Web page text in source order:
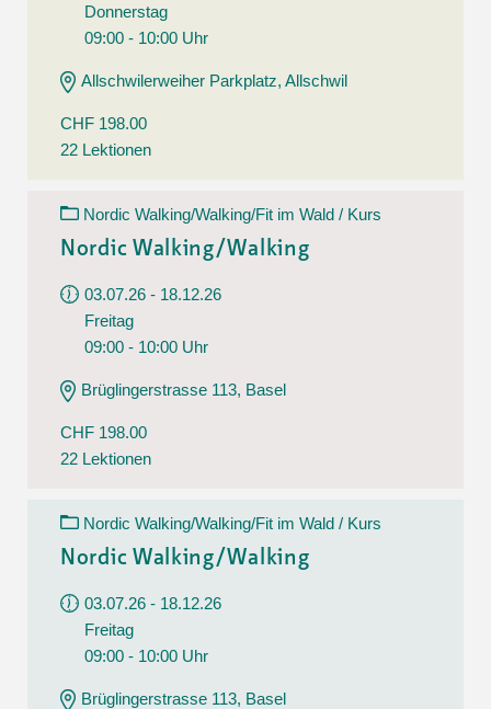
Donnerstag
09:00 - 10:00 Uhr
Allschwilerweiher Parkplatz, Allschwil
CHF 198.00
22 Lektionen
Nordic Walking/Walking/Fit im Wald / Kurs
Nordic Walking/Walking
03.07.26 - 18.12.26
Freitag
09:00 - 10:00 Uhr
Brüglingerstrasse 113, Basel
CHF 198.00
22 Lektionen
Nordic Walking/Walking/Fit im Wald / Kurs
Nordic Walking/Walking
03.07.26 - 18.12.26
Freitag
09:00 - 10:00 Uhr
Brüglingerstrasse 113, Basel